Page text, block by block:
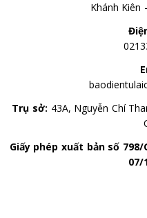
Khánh Kiên
Trụ sở: 43A, Nguyễn Chí
Giấy phép xuất bản số
07/